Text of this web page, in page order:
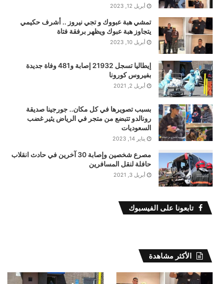
أبريل 12, 2023
تمشي هبة عبووك و تجي نيروز .. أشرف حكيمي
يتجاوز هبة عبوك ويظهر برفقة فتاة
أبريل 10, 2023
إيطاليا تسجل 21932 إصابة و481 وفاة جديدة
بفيروس كورونا
أبريل 2, 2021
بسبب تصويرها في كل مكان.. جورجينا صديقة
رونالدو تتبضع من متجر في الرياض يثير غضب
السعوديات
يناير 14, 2023
مصرع شخصين وإصابة 30 آخرين في حادث انقلاب
حافلة لنقل المسافرين
أبريل 3, 2021
تابعونا على الفيسبوك
الأكثر مشاهدة